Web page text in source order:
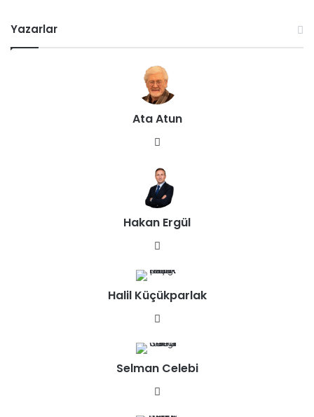
Yazarlar
Ata Atun
esi
Hakan Ergül
sit
esi
Halil Küçükparlak
sit
esi
Selman Celebi